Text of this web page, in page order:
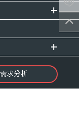
需求分析